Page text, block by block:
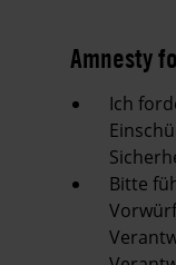
Amnesty
Ich
Bitte